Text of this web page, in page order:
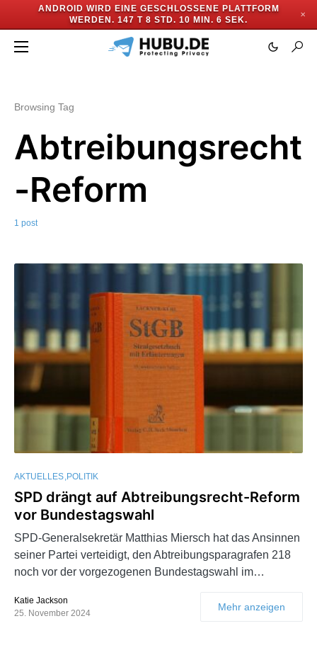
ANDROID WIRD EINE GESCHLOSSENE PLATTFORM
WERDEN. 147 T 8 STD. 10 MIN. 6 SEK.
✕
Browsing Tag
Abtreibungsrecht
-Reform
1 post
AKTUELLES POLITIK
SPD drängt auf Abtreibungsrecht-Reform
vor Bundestagswahl
SPD-Generalsekretär Matthias Miersch hat das Ansinnen
seiner Partei verteidigt, den Abtreibungsparagrafen 218
noch vor der vorgezogenen Bundestagswahl im…
Katie Jackson
25. November 2024
Mehr anzeigen